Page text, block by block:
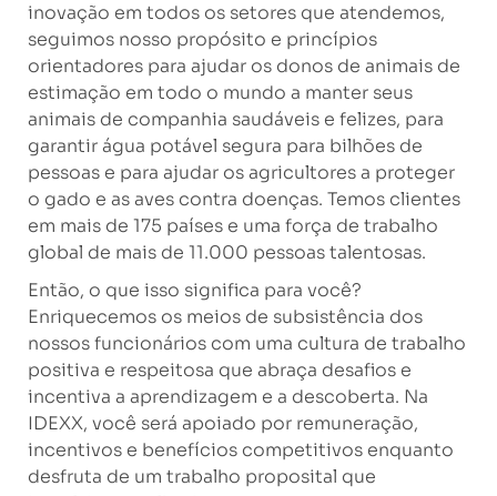
inovação em todos os setores que atendemos,
seguimos nosso propósito e princípios
orientadores para ajudar os donos de animais de
estimação em todo o mundo a manter seus
animais de companhia saudáveis ​​e felizes, para
garantir água potável segura para bilhões de
pessoas e para ajudar os agricultores a proteger
o gado e as aves contra doenças. Temos clientes
em mais de 175 países e uma força de trabalho
global de mais de 11.000 pessoas talentosas.
Então, o que isso significa para você?
Enriquecemos os meios de subsistência dos
nossos funcionários com uma cultura de trabalho
positiva e respeitosa que abraça desafios e
incentiva a aprendizagem e a descoberta. Na
IDEXX, você será apoiado por remuneração,
incentivos e benefícios competitivos enquanto
desfruta de um trabalho proposital que